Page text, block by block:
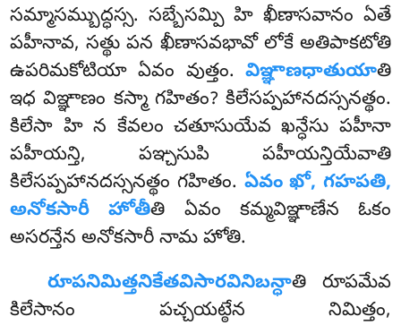
సమ్మాసమ్బుద్ధస్స. సబ్బేసమ్పి హి ఖీణాసవానం ఏతే
పహీనావ, సత్థు పన ఖీణాసవభావో లోకే అతిపాకటోతి
ఉపరిమకోటియా ఏవం వుత్తం. విఞ్ఞాణధాతుయాతి
ఇధ విఞ్ఞాణం కస్మా గహితం? కిలేసప్పహానదస్సనత్థం.
కిలేసా హి న కేవలం చతూసుయేవ ఖన్ధేసు పహీనా
పహీయన్తి, పఞ్చసుపి పహీయన్తియేవాతి
కిలేసప్పహానదస్సనత్థం గహితం. ఏవం ఖో, గహపతి,
అనోకసారీ హోతీతి ఏవం కమ్మవిఞ్ఞాణేన ఓకం
అసరన్తేన అనోకసారీ నామ హోతి.
రూపనిమిత్తనికేతవిసారవినిబన్ధాతి రూపమేవ
కిలేసానం పచ్చయట్ఠేన నిమిత్తం,